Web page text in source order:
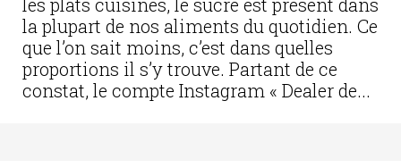
la plupart de nos aliments du quotidien. Ce
que l’on sait moins, c’est dans quelles
proportions il s’y trouve. Partant de ce
constat, le compte Instagram « Dealer de...